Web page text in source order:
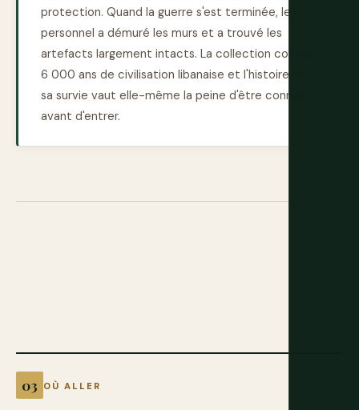
protection. Quand la guerre s'est terminée, le
personnel a démuré les murs et a trouvé les
artefacts largement intacts. La collection couvre
6 000 ans de civilisation libanaise et l'histoire de
sa survie vaut elle-même la peine d'être connue
avant d'entrer.
OÙ ALLER